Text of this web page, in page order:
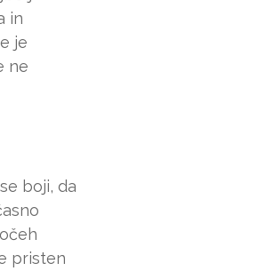
in
je
ne
boji, da
pristen